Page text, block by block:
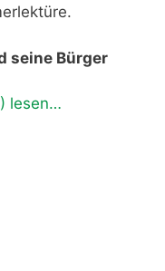
seine Bürger
lesen…